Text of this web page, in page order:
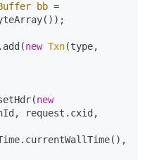
bb =
txns.add(
new Txn(type,
new
request.cxid,